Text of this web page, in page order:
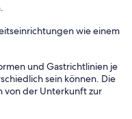
wie einem
und Gastrichtlinien je
sein können. Die
von der Unterkunft zur